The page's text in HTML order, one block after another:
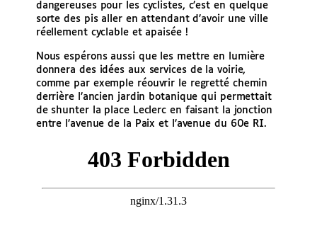
dangereuses pour les cyclistes, c’est en quelque
sorte des pis aller en attendant d’avoir une ville
réellement cyclable et apaisée !
Nous espérons aussi que les mettre en lumière
donnera des idées aux services de la voirie,
comme par exemple réouvrir le regretté chemin
derrière l’ancien jardin botanique qui permettait
de shunter la place Leclerc en faisant la jonction
entre l’avenue de la Paix et l’avenue du 60e RI.